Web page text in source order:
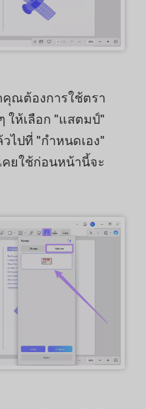
ณต้องการใช้ตรา
ให้เลือก "แสตมป์"
ไปที่ "กําหนดเอง"
ยใช้ก่อนหน้านี้จะ